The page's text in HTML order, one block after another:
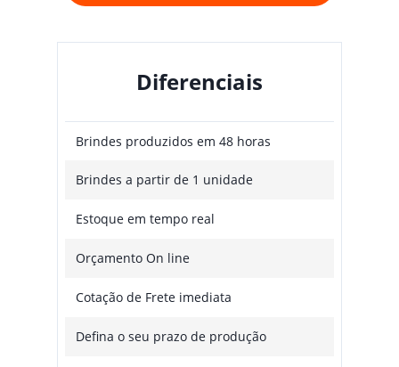
Diferenciais
Brindes produzidos em 48 horas
Brindes a partir de 1 unidade
Estoque em tempo real
Orçamento On line
Cotação de Frete imediata
Defina o seu prazo de produção